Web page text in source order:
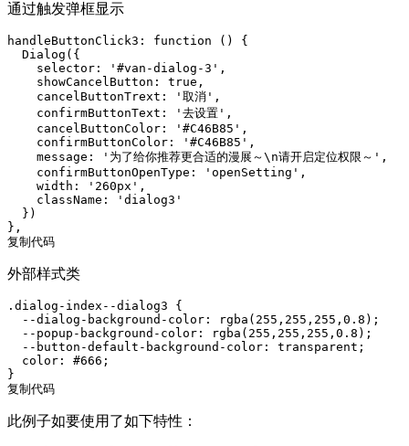
通过触发弹框显示
handleButtonClick3: function () {
  Dialog({
    selector: '#van-dialog-3',
    showCancelButton: true,
    cancelButtonTrext: '取消',
    confirmButtonText: '去设置',
    cancelButtonColor: '#C46B85',
    confirmButtonColor: '#C46B85',
    message: '为了给你推荐更合适的漫展～\n请开启定位权限～',
    confirmButtonOpenType: 'openSetting',
    width: '260px',
    className: 'dialog3'
  })
},
复制代码
外部样式类
.dialog-index--dialog3 {
  --dialog-background-color: rgba(255,255,255,0.8);
  --popup-background-color: rgba(255,255,255,0.8);
  --button-default-background-color: transparent;
  color: #666;
}
复制代码
此例子如要使用了如下特性：